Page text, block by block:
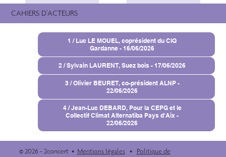
CAHIERS D'ACTEURS
1 / Luc LE MOUEL, coprésident du CIQ
Gardanne - 16/06/2026
2 / Sylvain LAURENT, Suez bois - 17/06/2026
3 / Olivier BEURET, co-président ALNP -
22/06/2026
4 / Jean-Luc DEBARD, Pour la CEPG et le
Collectif Climat Alternatiba Pays d'Aix -
22/06/2026
© 2026 - 2concert • Mentions légales• Politique de